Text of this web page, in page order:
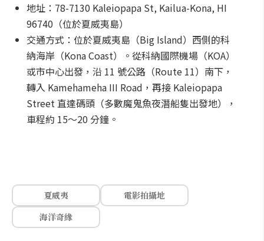
地址：78-7130 Kaleiopapa St, Kailua-Kona, HI
96740（位於夏威夷島）
交通方式：位於夏威夷島（Big Island）西側的科
納海岸（Kona Coast）。從科納國際機場（KOA）
或市中心出發，沿 11 號公路（Route 11）南下，
轉入 Kamehameha III Road，再接 Kaleiopapa
Street 直達碼頭（多數魔鬼魚夜潛船隻出發地），
車程約 15～20 分鐘。
夏威夷
電影拍攝地
海洋奇緣